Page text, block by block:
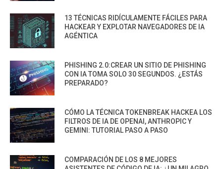
13 TÉCNICAS RIDÍCULAMENTE FÁCILES PARA
HACKEAR Y EXPLOTAR NAVEGADORES DE IA
AGÉNTICA
PHISHING 2.0:CREAR UN SITIO DE PHISHING
CON IA TOMA SOLO 30 SEGUNDOS. ¿ESTÁS
PREPARADO?
CÓMO LA TÉCNICA TOKENBREAK HACKEA LOS
FILTROS DE IA DE OPENAI, ANTHROPIC Y
GEMINI: TUTORIAL PASO A PASO
COMPARACIÓN DE LOS 8 MEJORES